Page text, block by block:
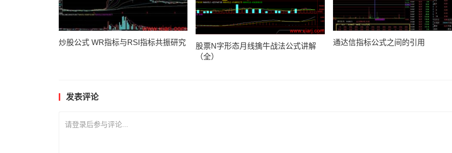
炒股公式 WR指标与RSI指标共振研究
股票N字形态月线擒牛战法公式讲解
（全）
通达信指标公式之间的引用
发表评论
请登录后参与评论...